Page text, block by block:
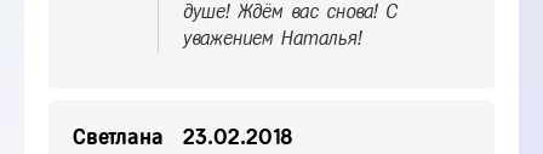
душе! Ждём вас снова! С
уважением Наталья!
Светлана 23.02.2018